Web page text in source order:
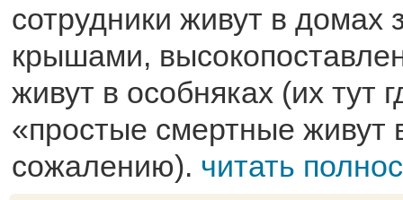
сотрудники живут в домах
крышами,
живут в особняках (их тут
«простые смертные живут
сожалению). читать